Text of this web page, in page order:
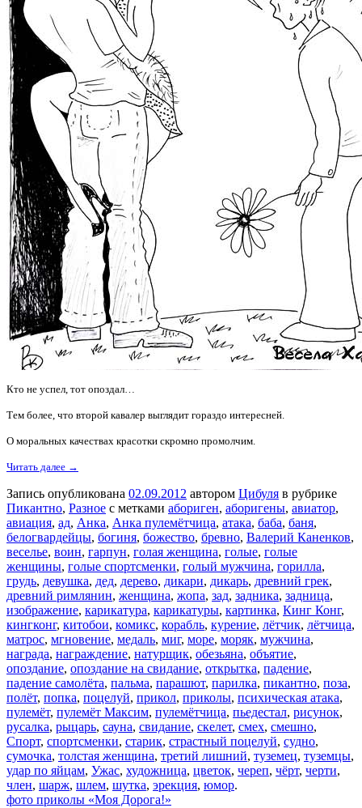
Кто не успел, тот опоздал…
Тем более, что второй кавалер выглядит гораздо интересней.
О моральных качествах красотки скромно промолчим.
Читать далее →
Запись опубликована 02.09.2012 автором Цибуля в рубрике
Пикантно, Разное с метками абориген, аборигены, авиатор,
авиация, ад, Анка, Анка пулемётчица, атака, баба, баня,
белогвардейцы, богиня, божество, бревно, Валерий Каненков,
веселье, воин, гарпун, голая женщина, голые, голые
женщины, голые спортсменки, голый мужчина, горилла,
грудь, девушка, дед, дерево, дикари, дикарь, древний грек,
древний римлянин, женщина, жопа, зад, задника, задница,
изображение, карикатура, карикатуры, картинка, Кинг Конг,
кингконг, китобои, комикс, корабль, курение, лётчик, лётчица,
матрос, мгновение, медаль, миг, море, моряк, мужчина,
награда, награждение, натурщик, обезьяна, объятие,
опоздание, опоздание на свидание, открытка, падение,
падение самолёта, пальма, парашют, парилка, пикантно, поза,
полёт, попка, поцелуй, прикол, приколы, психическая атака,
пулемёт, пулемёт Максим, пулемётчица, пьедестал, рисунок,
русалка, рыцарь, сауна, свидание, скелет, смех, смешно,
Спорт, спортсменки, старик, страстный поцелуй, судно,
сумочка, толстая женщина, третий лишний, туземец, туземцы,
удар по яйцам, Ужас, художница, цветок, череп, чёрт, черти,
член, шарж, шлем, шутка, эрекция, юмор.
фото приколы «Моя Дорога!»